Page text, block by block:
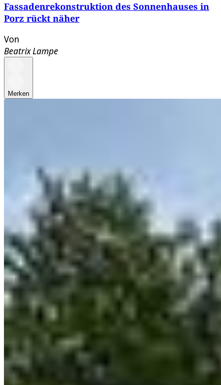
Fassadenrekonstruktion des Sonnenhauses in
Porz rückt näher
Von
Beatrix Lampe
Merken